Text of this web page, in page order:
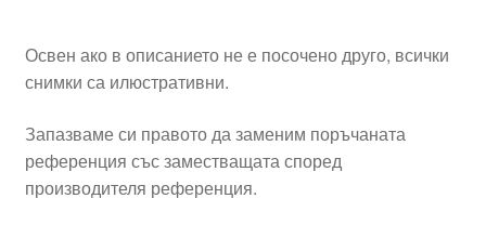
Освен ако в описанието не е посочено друго, всички
снимки са илюстративни.
Запазваме си правото да заменим поръчаната
референция със заместващата според
производителя референция.